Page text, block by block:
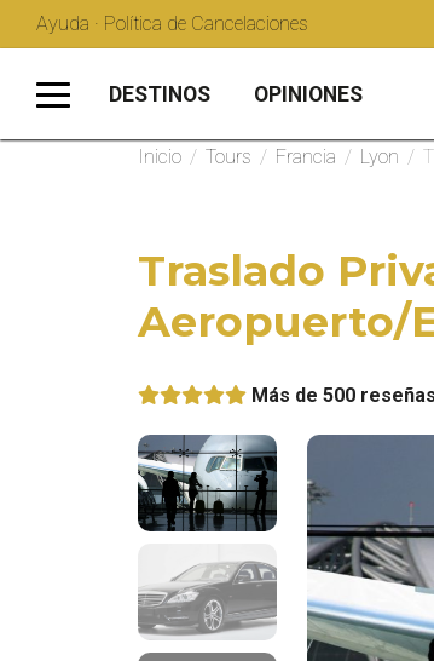
Ayuda · Política de Cancelaciones
DESTINOS OPINIONES
Inicio / Tours / Francia / Lyon /
Traslado
Aeropuerto/
Más de 500 reseñas